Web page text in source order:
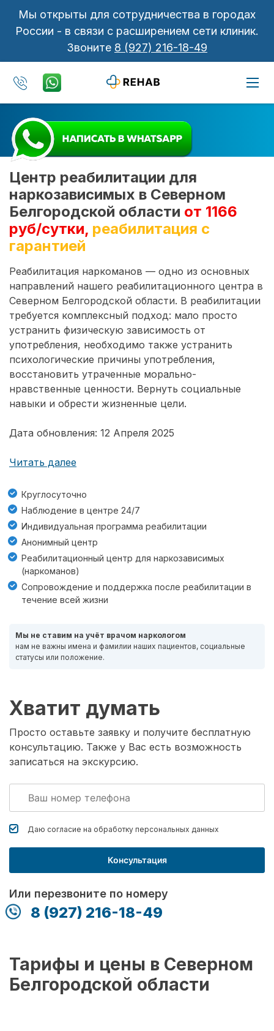
Мы открыты для сотрудничества в городах
России - в связи с расширением сети клиник.
Звоните 8 (927) 216-18-49
Центр реабилитации для
наркозависимых в Северном
Белгородской области от 1166
руб/сутки, реабилитация с
гарантией
Реабилитация наркоманов — одно из основных
направлений нашего реабилитационного центра в
Северном Белгородской области. В реабилитации
требуется комплексный подход: мало просто
устранить физическую зависимость от
употребления, необходимо также устранить
психологические причины употребления,
восстановить утраченные морально-
нравственные ценности. Вернуть социальные
навыки и обрести жизненные цели.
Дата обновления: 12 Апреля 2025
Читать далее
Круглосуточно
Наблюдение в центре 24/7
Индивидуальная программа реабилитации
Анонимный центр
Реабилитационный центр для наркозависимых
(наркоманов)
Сопровождение и поддержка после реабилитации в
течение всей жизни
Мы не ставим на учёт врачом наркологом
нам не важны имена и фамилии наших пациентов, социальные
статусы или положение.
Хватит думать
Просто оставьте заявку и получите бесплатную
консультацию. Также у Вас есть возможность
записаться на экскурсию.
Даю согласие на обработку персональных данных
Консультация
Или перезвоните по номеру
8 (927) 216-18-49
Тарифы и цены в Северном
Белгородской области